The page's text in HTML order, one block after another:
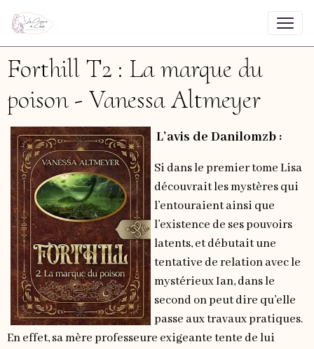
Forthill T2 : La marque du
poison - Vanessa Altmeyer
L’avis de Danilomzb :
Si dans le premier tome Lisa
découvrait les mystères qui
l’entouraient ainsi que
l’existence de ses pouvoirs
latents, et débutait une
tentative de relation avec le
mystérieux Ian, dans le
second on peut dire qu’elle
passe aux travaux pratiques.
En effet, sa mère professeure exigeante tente de lui